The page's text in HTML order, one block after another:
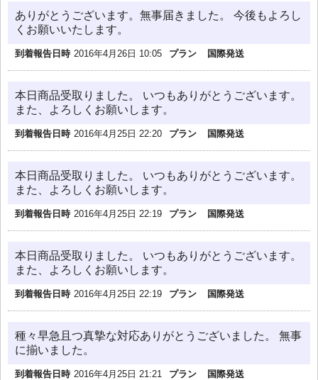
ありがとうございます。無事届きました。 今後もよろし
くお願いいたします。
到着報告日時 2016年4月26日 10:05 プラン 国際発送
本日商品受取りました。 いつもありがとうございます。
また、よろしくお願いします。
到着報告日時 2016年4月25日 22:20 プラン 国際発送
本日商品受取りました。 いつもありがとうございます。
また、よろしくお願いします。
到着報告日時 2016年4月25日 22:19 プラン 国際発送
本日商品受取りました。 いつもありがとうございます。
また、よろしくお願いします。
到着報告日時 2016年4月25日 22:19 プラン 国際発送
種々早急且つ真摯な対応ありがとうございました。 無事
に揃いました。
到着報告日時 2016年4月25日 21:21 プラン 国際発送